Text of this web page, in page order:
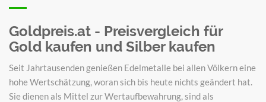
Goldpreis.at - Preisvergleich für
Gold kaufen und Silber kaufen
Seit Jahrtausenden genießen Edelmetalle bei allen Völkern eine
hohe Wertschätzung, woran sich bis heute nichts geändert hat.
Sie dienen als Mittel zur Wertaufbewahrung, sind als